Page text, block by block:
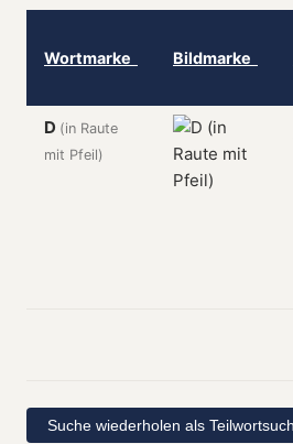
Wortmarke Bildmarke
D (in Raute
mit Pfeil)